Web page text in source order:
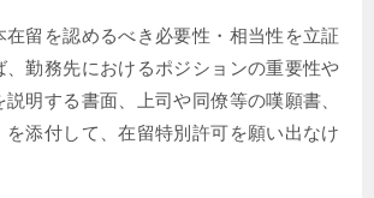
在留を認めるべき必要性・相当性を立証
、勤務先におけるポジションの重要性や
明する書面、上司や同僚等の嘆願書、
を添付して、在留特別許可を願い出なけ